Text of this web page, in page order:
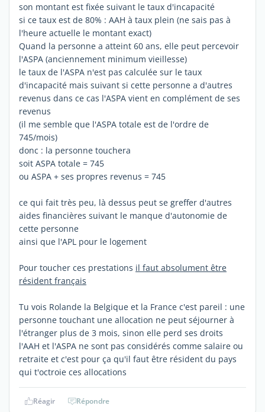
son montant est fixée suivant le taux d'incapacité
si ce taux est de 80% : AAH à taux plein (ne sais pas à
l'heure actuelle le montant exact)
Quand la personne a atteint 60 ans, elle peut percevoir
l'ASPA (anciennement minimum vieillesse)
le taux de l'ASPA n'est pas calculée sur le taux
d'incapacité mais suivant si cette personne a d'autres
revenus dans ce cas l'ASPA vient en complément de ses
revenus
(il me semble que l'ASPA totale est de l'ordre de
745/mois)
donc : la personne touchera
soit ASPA totale = 745
ou ASPA + ses propres revenus = 745
ce qui fait très peu, là dessus peut se greffer d'autres
aides financières suivant le manque d'autonomie de
cette personne
ainsi que l'APL pour le logement
Pour toucher ces prestations il faut absolument être
résident français
Tu vois Rolande la Belgique et la France c'est pareil : une
personne touchant une allocation ne peut séjourner à
l'étranger plus de 3 mois, sinon elle perd ses droits
l'AAH et l'ASPA ne sont pas considérés comme salaire ou
retraite et c'est pour ça qu'il faut être résident du pays
qui t'octroie ces allocations
Réagir Répondre